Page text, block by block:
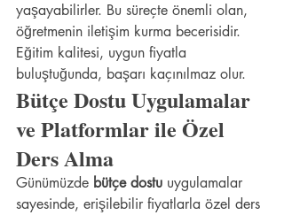
yaşayabilirler. Bu süreçte önemli olan,
öğretmenin iletişim kurma becerisidir.
Eğitim kalitesi, uygun fiyatla
buluştuğunda, başarı kaçınılmaz olur.
Bütçe Dostu Uygulamalar
ve Platformlar ile Özel
Ders Alma
Günümüzde bütçe dostu uygulamalar
sayesinde, erişilebilir fiyatlarla özel ders